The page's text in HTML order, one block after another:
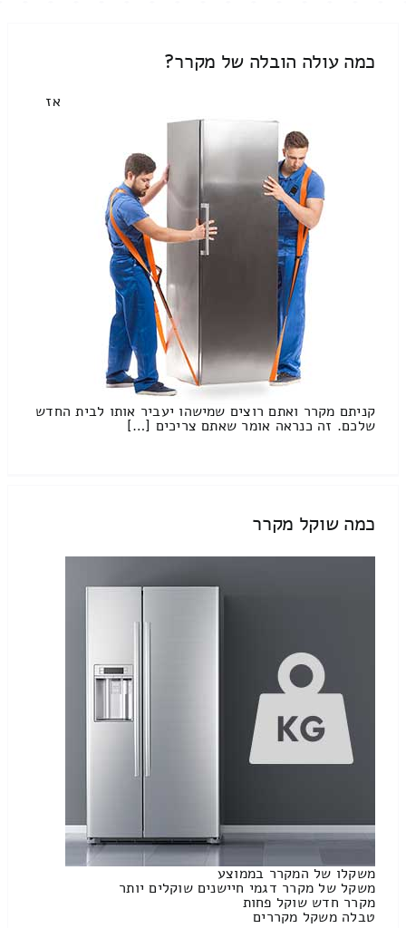
כמה עולה הובלה של מקרר?
אז
קניתם מקרר ואתם רוצים שמישהו יעביר אותו לבית החדש
שלכם. זה כנראה אומר שאתם צריכים […]
כמה שוקל מקרר
משקלו של המקרר בממוצע
משקל של מקרר דגמי חיישנים שוקלים יותר
מקרר חדש שוקל פחות
טבלה משקל מקררים